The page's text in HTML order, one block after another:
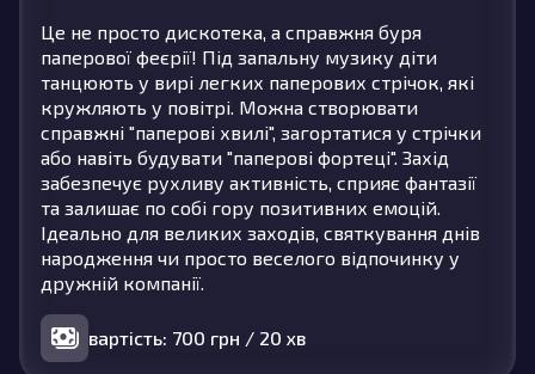
Це не просто дискотека, а справжня буря
паперової феєрії! Під запальну музику діти
танцюють у вирі легких паперових стрічок, які
кружляють у повітрі. Можна створювати
справжні "паперові хвилі", загортатися у стрічки
або навіть будувати "паперові фортеці". Захід
забезпечує рухливу активність, сприяє фантазії
та залишає по собі гору позитивних емоцій.
Ідеально для великих заходів, святкування днів
народження чи просто веселого відпочинку у
дружній компанії.
вартість: 700 грн / 20 хв